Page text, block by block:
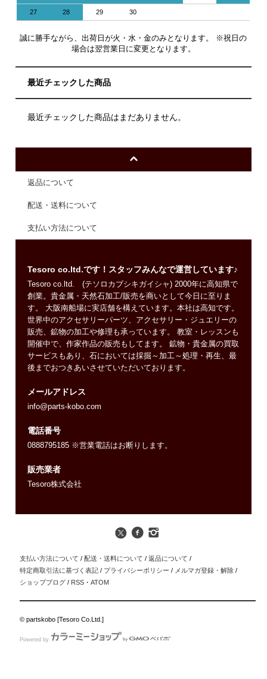
27 28 29 30
誠に勝手ながら、出荷日が火・水・金のみとなります。 ※祝日の
場合は翌営業日に変更となります。
最近チェックした商品
最近チェックした商品はまだありません。
返品について
配送・送料について
支払い方法について
Tesoro co.ltd.です！スタッフみんなで運営しています♪
Tesoro co.ltd. (テソロカブシキガイシャ) 2000年に高知県で
創業。貴金属・天然石加工/販売を商いとして今日に至りま
す。 大阪南船場に実店舗を構えています。本社は高知です。
世界中のアクセサリーパーツ、アクセサリー・ジュエリーの
販売、鉱物の加工や修理も承っています。 教室・レッスンも
開催中で、作家作品の販売もしてます。 鉱物・貴金属の買取
サービスもあり、石においては採掘～加工～処理・再生、最
後までおつきあいさせていただいております。
メールアドレス
info@parts-kobo.com
電話番号
0888795185 ※営業電話はお断りします。
販売業者
Tesoro株式会社
支払い方法について / 配送・送料について / 返品について /
特定商取引法に基づく表記 / プライバシーポリシー / メルマガ登録・解除 /
ショップブログ / RSS ・ATOM
© partskobo [Tesoro Co.Ltd.]
Powered by